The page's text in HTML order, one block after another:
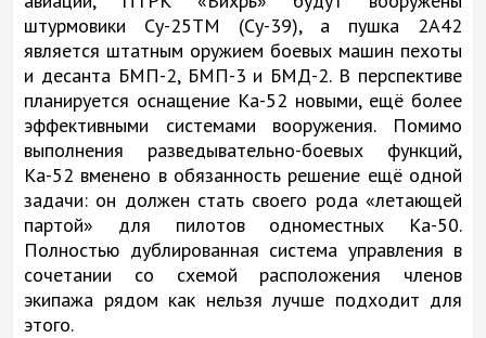
штурмовики Су-25ТМ (Су-39), а пушка 2А42
является штатным оружием боевых машин пехоты
и десанта БМП-2, БМП-3 и БМД-2. В перспективе
планируется оснащение Ка-52 новыми, ещё более
эффективными системами вооружения. Помимо
выполнения разведывательно-боевых функций,
Ка-52 вменено в обязанность решение ещё одной
задачи: он должен стать своего рода «летающей
партой» для пилотов одноместных Ка-50.
Полностью дублированная система управления в
сочетании со схемой расположения членов
экипажа рядом как нельзя лучше подходит для
этого.